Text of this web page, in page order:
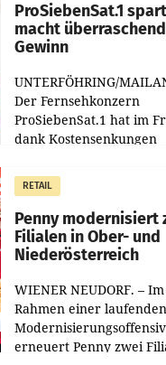
ProSiebenSat.1
macht
Gewinn
UNTERFÖHRING/
Der Fernsehkonzern
ProSiebenSat.1 hat im
dank Kostensenkungen
gemacht und die
Markterwartung deutlich
übertroffen.
RETAIL
Penny modernisiert
Filialen in Ober- und
Niederösterreich
WIENER NEUDORF. – Im
Rahmen einer laufenden
erneuert Penny zwei